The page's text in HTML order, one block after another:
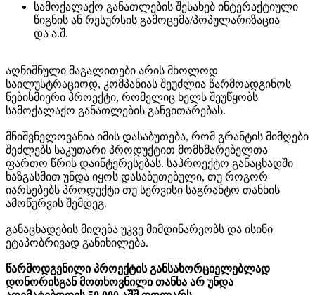
სამოქალაქო განათლების შესახებ ინტერაქტიული
წიგნის ან რესურსის გამოცემა/პოპულარიზაცია
და ა.შ.
აღნიშნული მაგალითები არის მხოლოდ
საილუსტრაციოდ, კომპანიას შეუძლია წარმოადგინოს
ნებისმიერი პროექტი, რომელიც ხელს შეუწყობს
სამოქალაქო განათლების განვითარებას.
მნიშვნელოვანია იმის დასაბუთება, რომ გრანტის მიმღები
შეძლებს საკუთარი პროდუქტით მომხმარებელთა
ფართო წრის დაინტერესებას. საპროექტო განაცხადში
ხაზგასმით უნდა იყოს დასაბუთებული, თუ როგორ
იარსებებს პროდუქტი თუ სერვისი საგრანტო თანხის
ამოწურვის შემდეგ.
განაცხადების მიღება უკვე მიმდინარეობს და ისინი
ეტაპობრივად განიხილება.
წარმოდგენილი პროექტის განსახორციელებლად
დონორისგან მოთხოვნილი თანხა არ უნდა